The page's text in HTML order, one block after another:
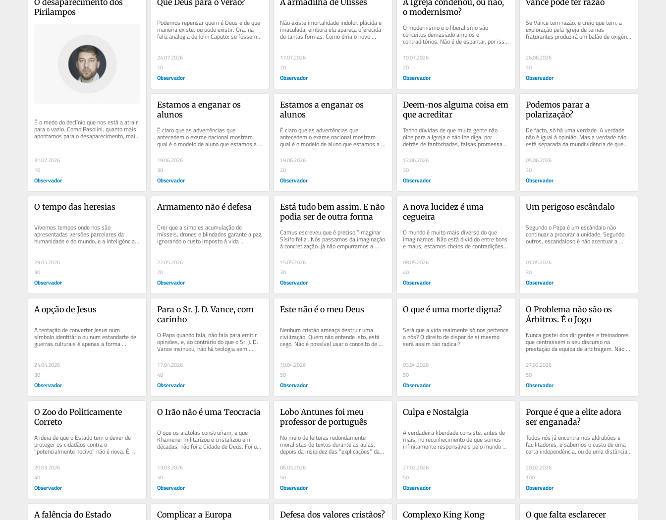
Pirilampos
É o medo do declínio que nos está a atrair
para o vazio. Como Pasolini, quanto mais
apontamos para o desaparecimento, mais
próximos estamos do fim.
31.07.2026
10
Observador
Podemos repensar quem é Deus e de que
maneira existe, ou pode existir. Ora, na
feliz analogia de John Caputo: se fôssemos
criaturas aquáticas, Deus...
24.07.2026
10
Observador
Não existe imortalidade indolor, plácida e
imaculada, embora ela apareça oferecida
de tantas formas. Como diria o novo
17.07.2026
20
Observador
o modernismo?
O modernismo e o liberalismo são
conceitos demasiado amplos e
contraditórios. Não é de espantar, por isso,
que a reação da Igreja também o seja.
10.07.2026
20
Observador
Se Vance tem razão, e creio que tem, a
exploração pela Igreja de temas
fraturantes produzirá um balão de oxigénio
aparente. Crescerá o...
26.06.2026
30
Observador
Estamos a enganar os
alunos
É claro que as advertências que
antecedem o exame nacional mostram
qual é o modelo de aluno que estamos a
criar: o aluno ao qual é dito que saber...
19.06.2026
30
Observador
Estamos a enganar os
alunos
É claro que as advertências que
antecedem o exame nacional mostram
qual é o modelo de aluno que estamos a
criar: o aluno ao qual é dito que saber...
19.06.2026
20
Observador
Deem-nos alguma coisa em
que acreditar
Tenho dúvidas de que muita gente não
olhe para a Igreja e não lhe diga: por
detrás de fantochadas, falsas promessas
e conversa de chacha,...
12.06.2026
30
Observador
Podemos parar a
polarização?
De facto, só há uma verdade. A verdade
não é igual à opinião. Mas a verdade não
está separada da mundividência de quem
a expressa.
05.06.2026
30
Observador
O tempo das heresias
Vivemos tempos onde nos são
apresentadas versões parcelares da
humanidade e do mundo, e a inteligência
artificial ou é uma dessas versões, ou é...
29.05.2026
30
Observador
Armamento não é defesa
Crer que a simples acumulação de
mísseis, drones e blindados garante a paz,
ignorando o custo imposto à vida
quotidiana, não é realismo...
22.05.2026
20
Observador
Está tudo bem assim. E não
podia ser de outra forma
Camus escreveu que é preciso “imaginar
Sísifo feliz”. Nós passamos da imaginação
à concretização. Já não empurramos a
rocha até ao cimo...
15.05.2026
30
Observador
A nova lucidez é uma
cegueira
O mundo é muito mais diverso do que
imaginamos. Não está dividido entre bons
e maus, estamos cheios de contradições e
complexidades irreconciliáveis.
08.05.2026
40
Observador
Um perigoso escândalo
Segundo o Papa é um escândalo não
continuar a procurar a unidade. Segundo
outros, escandaloso é não acentuar a
divisão.
01.05.2026
30
Observador
A opção de Jesus
A tentação de converter Jesus num
símbolo identitário ou num estandarte de
guerras culturais é apenas a forma
moderna de ignorar o seu percurso.
24.04.2026
30
Observador
Para o Sr. J. D. Vance, com
carinho
O Papa quando fala, não fala para emitir
opiniões, e, ao contrário do que o Sr. J. D.
Vance insinuou, não há teologia sem
17.04.2026
40
Observador
Este não é o meu Deus
Nenhum cristão ameaça destruir uma
civilização. Quem não entende isto, está
cego. Não é possível usar o conceito de
guerra justa para...
10.04.2026
50
Observador
O que é uma morte digna?
Será que a vida realmente só nos pertence
a nós? O direito de dispor de si mesmo
será assim tão radical?
03.04.2026
50
Observador
O Problema não são os
Árbitros. É o Jogo
Nunca gostei dos dirigentes e treinadores
que centrassem o seu discurso na
prestação da equipa de arbitragem. Não
quero que copiemos esse exemplo...
27.03.2026
50
Observador
O Zoo do Politicamente
Correto
A ideia de que o Estado tem o dever de
proteger os cidadãos contra o
"potencialmente nocivo" não é nova. É,
aliás, a base de qualquer censura...
20.03.2026
40
Observador
O Irão não é uma Teocracia
O que os aiatolas construíram, e que
Khamenei militarizou e cristalizou em
décadas, não foi a Cidade de Deus. Foi um
totalitarismo terreno. É um...
13.03.2026
50
Observador
Lobo Antunes foi meu
professor de português
No meio de leituras redondamente
moralistas de textos durante as aulas,
depois da insipidez das “explicações” das
obras obrigatórias, Lobo...
06.03.2026
50
Observador
Culpa e Nostalgia
A verdadeira liberdade consiste, antes de
mais, no reconhecimento de que somos
infinitamente responsáveis pelo mundo
27.02.2026
50
Observador
Porque é que a elite adora
ser enganada?
Todos nós já encontramos aldrabões e
facilitadores, e sabemos o custo de uma
certa independência, ou de uma distância
“saudável” para viver em paz
20.02.2026
100
Observador
A falência do Estado Complicar a Europa Defesa dos valores cristãos? Complexo King Kong O que falta esclarecer